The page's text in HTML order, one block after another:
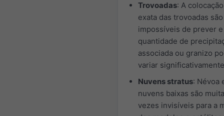
Trovoadas: A
exata das trovoadas
impossíveis de prever e
quantidade de
associada ou granizo
variar
Nuvens stratus: Névoa
nuvens baixas são
vezes invisíveis para a